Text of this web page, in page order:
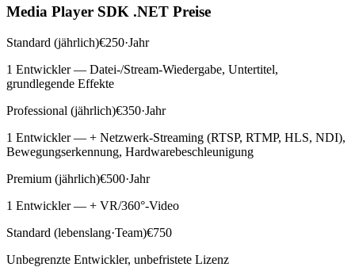
Media Player SDK .NET Preise
Standard (jährlich)€250·Jahr
1 Entwickler — Datei-/Stream-Wiedergabe, Untertitel,
grundlegende Effekte
Professional (jährlich)€350·Jahr
1 Entwickler — + Netzwerk-Streaming (RTSP, RTMP, HLS, NDI),
Bewegungserkennung, Hardwarebeschleunigung
Premium (jährlich)€500·Jahr
1 Entwickler — + VR/360°-Video
Standard (lebenslang·Team)€750
Unbegrenzte Entwickler, unbefristete Lizenz